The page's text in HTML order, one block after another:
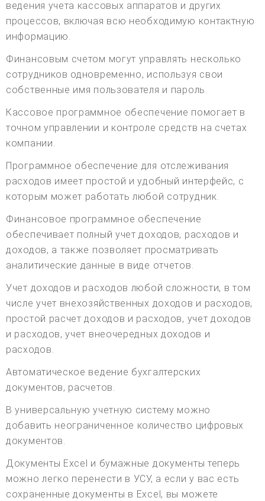
ведения учета кассовых аппаратов и других
процессов, включая всю необходимую контактную
информацию.
Финансовым счетом могут управлять несколько
сотрудников одновременно, используя свои
собственные имя пользователя и пароль.
Кассовое программное обеспечение помогает в
точном управлении и контроле средств на счетах
компании.
Программное обеспечение для отслеживания
расходов имеет простой и удобный интерфейс, с
которым может работать любой сотрудник.
Финансовое программное обеспечение
обеспечивает полный учет доходов, расходов и
доходов, а также позволяет просматривать
аналитические данные в виде отчетов.
Учет доходов и расходов любой сложности, в том
числе учет внехозяйственных доходов и расходов,
простой расчет доходов и расходов, учет доходов
и расходов, учет внеочередных доходов и
расходов.
Автоматическое ведение бухгалтерских
документов, расчетов.
В универсальную учетную систему можно
добавить неограниченное количество цифровых
документов.
Документы Excel и бумажные документы теперь
можно легко перенести в УСУ, а если у вас есть
сохраненные документы в Excel, вы можете